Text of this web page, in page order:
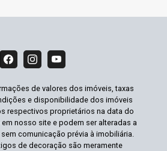
de valores dos imóveis, taxas
e disponibilidade dos imóveis
respectivos proprietários na data do
nosso site e podem ser alteradas a
comunicação prévia à imobiliária.
de decoração são meramente